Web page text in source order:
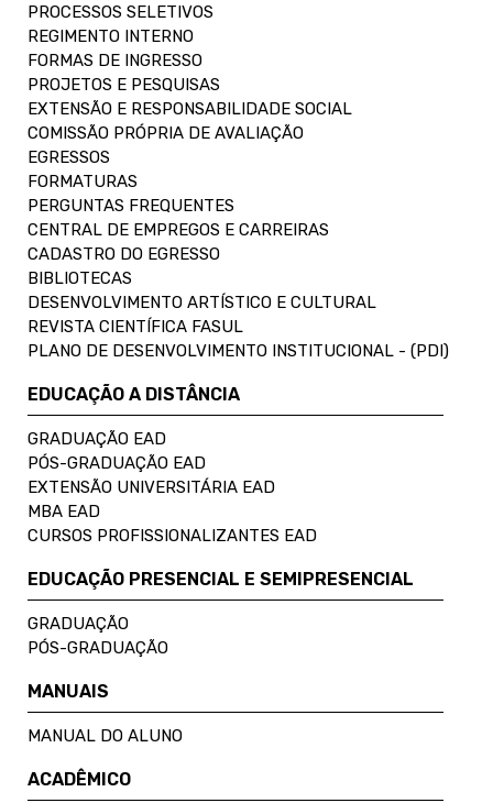
PROCESSOS SELETIVOS
REGIMENTO INTERNO
FORMAS DE INGRESSO
PROJETOS E PESQUISAS
EXTENSÃO E RESPONSABILIDADE SOCIAL
COMISSÃO PRÓPRIA DE AVALIAÇÃO
EGRESSOS
FORMATURAS
PERGUNTAS FREQUENTES
CENTRAL DE EMPREGOS E CARREIRAS
CADASTRO DO EGRESSO
BIBLIOTECAS
DESENVOLVIMENTO ARTÍSTICO E CULTURAL
REVISTA CIENTÍFICA FASUL
PLANO DE DESENVOLVIMENTO INSTITUCIONAL - (PDI)
EDUCAÇÃO A DISTÂNCIA
GRADUAÇÃO EAD
PÓS-GRADUAÇÃO EAD
EXTENSÃO UNIVERSITÁRIA EAD
MBA EAD
CURSOS PROFISSIONALIZANTES EAD
EDUCAÇÃO PRESENCIAL E SEMIPRESENCIAL
GRADUAÇÃO
PÓS-GRADUAÇÃO
MANUAIS
MANUAL DO ALUNO
ACADÊMICO